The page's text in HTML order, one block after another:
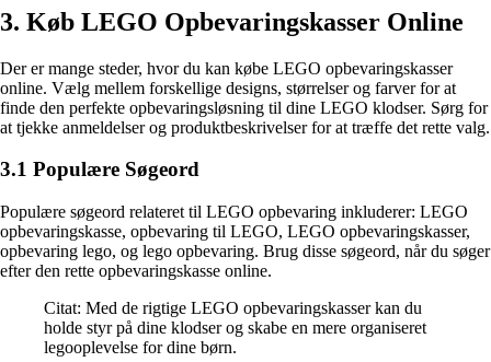
3. Køb LEGO Opbevaringskasser Online
Der er mange steder, hvor du kan købe LEGO opbevaringskasser
online. Vælg mellem forskellige designs, størrelser og farver for at
finde den perfekte opbevaringsløsning til dine LEGO klodser. Sørg for
at tjekke anmeldelser og produktbeskrivelser for at træffe det rette valg.
3.1 Populære Søgeord
Populære søgeord relateret til LEGO opbevaring inkluderer: LEGO
opbevaringskasse, opbevaring til LEGO, LEGO opbevaringskasser,
opbevaring lego, og lego opbevaring. Brug disse søgeord, når du søger
efter den rette opbevaringskasse online.
Citat: Med de rigtige LEGO opbevaringskasser kan du
holde styr på dine klodser og skabe en mere organiseret
legooplevelse for dine børn.